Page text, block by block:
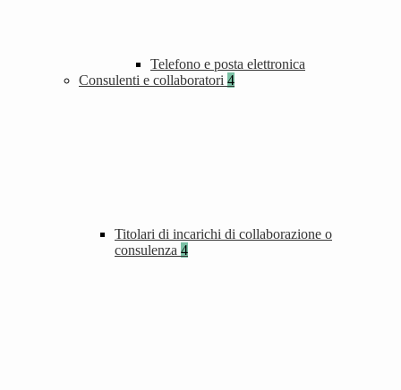
Telefono e posta elettronica
Consulenti e collaboratori 4
Titolari di incarichi di collaborazione o
consulenza 4